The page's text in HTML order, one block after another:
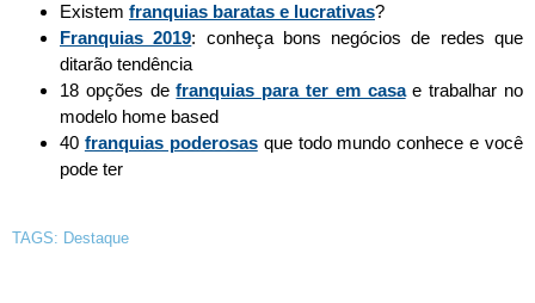
Existem franquias baratas e lucrativas?
Franquias 2019: conheça bons negócios de redes que
ditarão tendência
18 opções defranquias para ter em casae trabalhar no
modelo home based
40 franquias poderosasque todo mundo conhece e você
pode ter
TAGS: Destaque